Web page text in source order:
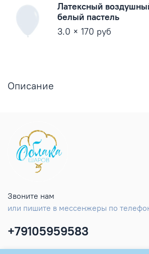
Латексный
белый пастель
3.0 × 170 руб
Описание
Звоните нам
или пишите в мессенжеры по
+79105959583